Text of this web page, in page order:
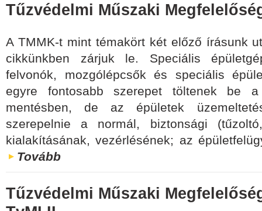
Tűzvédelmi Műszaki
A TMMK-t mint témakört két előző írásunk
cikkünkben zárjuk le. Speciális
felvonók, mozgólépcsők és speciális
egyre fontosabb szerepet töltenek be
mentésben, de az épületek
szerepelnie a normál, biztonsági
kialakításának, vezérlésének; az
Tovább
Tűzvédelmi Műszaki